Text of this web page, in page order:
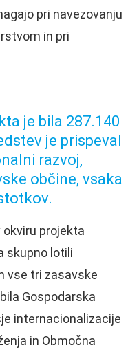
pri navezovanju
in pri
je bila 287.140
je prispeval
razvoj,
občine, vsaka
projekta
skupno lotili
vse tri zasavske
Gospodarska
internacionalizacije
in Območna